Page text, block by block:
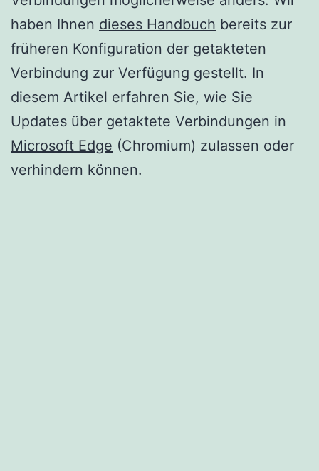
haben Ihnen dieses Handbuch bereits zur
früheren Konfiguration der getakteten
Verbindung zur Verfügung gestellt. In
diesem Artikel erfahren Sie, wie Sie
Updates über getaktete Verbindungen in
Microsoft Edge (Chromium) zulassen oder
verhindern können.